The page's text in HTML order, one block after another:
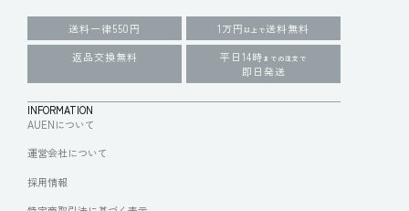
送料一律550円 1万円 以上で送料無料
返品交換無料
平日14時 までの注文で
即日発送
INFORMATION
AUENについて
運営会社について
採用情報